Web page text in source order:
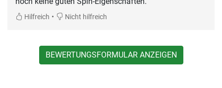
Hilfreich • Nicht hilfreich
BEWERTUNGSFORMULAR ANZEIGEN